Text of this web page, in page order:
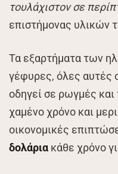
τουλάχιστον σε
επιστήμονας υλικών
Τα εξαρτήματα των
γέφυρες, όλες αυτές
οδηγεί σε ρωγμές
χαμένο χρόνο και
οικονομικές
δολάρια κάθε χρόνο